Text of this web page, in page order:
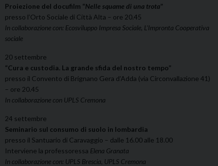
Proiezione del docufilm “Nelle squame di una trota”
presso l’Orto Sociale di Città Alta – ore 20.45
In collaborazione con: Ecosviluppo Impresa Sociale, L’Impronta Cooperativa
sociale
20 settembre
“Cura e custodia. La grande sfida del nostro tempo”
presso il Convento di Brignano Gera d’Adda (via Circonvallazione 41)
– ore 20.45
In collaborazione con UPLS Cremona
24 settembre
Seminario sul consumo di suolo in lombardia
presso il Santuario di Caravaggio – dalle 16.00 alle 18.00
Interviene la professoressa Elena Granata
In collaborazione con: UPLS Brescia, UPLS Cremona